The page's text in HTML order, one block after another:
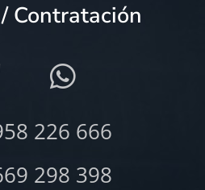
Contratación
226 666
298 398